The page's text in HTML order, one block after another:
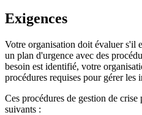
Exigences
Votre organisation doit évaluer s'il
un plan d'urgence avec des
besoin est identifié, votre
procédures requises pour gérer les
Ces procédures de gestion de
suivants :